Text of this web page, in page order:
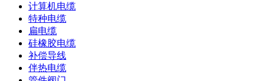
计算机电缆
特种电缆
扁电缆
硅橡胶电缆
补偿导线
伴热电缆